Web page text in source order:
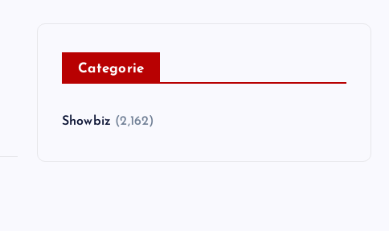
Categorie
Showbiz (2,162)